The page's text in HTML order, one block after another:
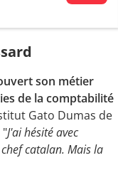
son métier
de la comptabilité
Gato Dumas de
"J'ai hésité avec
catalan. Mais la